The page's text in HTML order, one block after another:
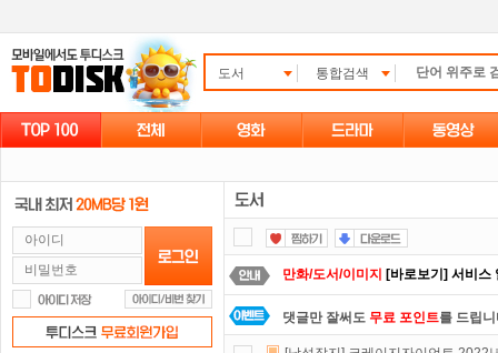
도서 통합검색
만화/도서/이미지 [바로보기] 서비스
댓글만 잘써도 무료 포인트를 드립